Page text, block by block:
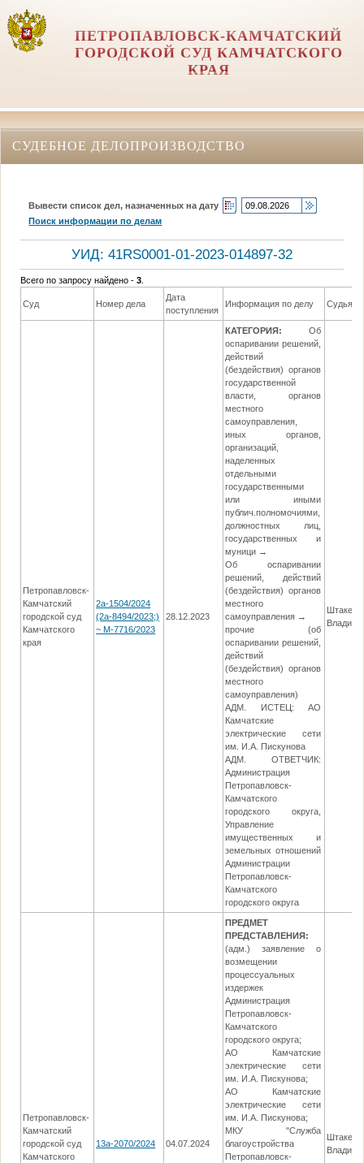
ПЕТРОПАВЛОВСК-КАМЧАТСКИЙ
ГОРОДСКОЙ СУД КАМЧАТСКОГО
КРАЯ
СУДЕБНОЕ ДЕЛОПРОИЗВОДСТВО
Вывести список дел, назначенных на дату
Поиск информации по делам
УИД: 41RS0001-01-2023-014897-32
Всего по запросу найдено -3
Суд Номер дела
Дата
поступления
Информация по делу Судья
Петропавловск-
Камчатский
городской суд
Камчатского
края
2а-1504/2024
(2а-8494/2023;)
~ М-7716/2023
28.12.2023
КАТЕГОРИЯ:
Об
оспаривании решений,
действий
(бездействия) органов
государственной
власти, органов
местного
самоуправления,
иных органов,
организаций,
наделенных
отдельными
государственными
или иными
публич.полномочиями,
должностных лиц,
государственных и
муници →
Об оспаривании
решений, действий
(бездействия) органов
местного
самоуправления →
прочие (об
оспаривании решений,
действий
(бездействия) органов
местного
самоуправления)
АДМ. ИСТЕЦ: АО
Камчатские
электрические сети
им. И.А. Пискунова
АДМ. ОТВЕТЧИК:
Администрация
Петропавловск-
Камчатского
городского округа,
Управление
имущественных и
земельных отношений
Администрации
Петропавловск-
Камчатского
городского округа
Штакес
Петропавловск-
Камчатский
городской суд
Камчатского
13а-2070/2024 04.07.2024
ПРЕДМЕТ
ПРЕДСТАВЛЕНИЯ:
(адм.) заявление о
возмещении
процессуальных
издержек
Администрация
Петропавловск-
Камчатского
городского округа;
АО Камчатские
электрические сети
им. И.А. Пискунова;
АО Камчатские
электрические сети
им. И.А. Пискунова;
МКУ "Служба
благоустройства
Петропавловск-
Штакес